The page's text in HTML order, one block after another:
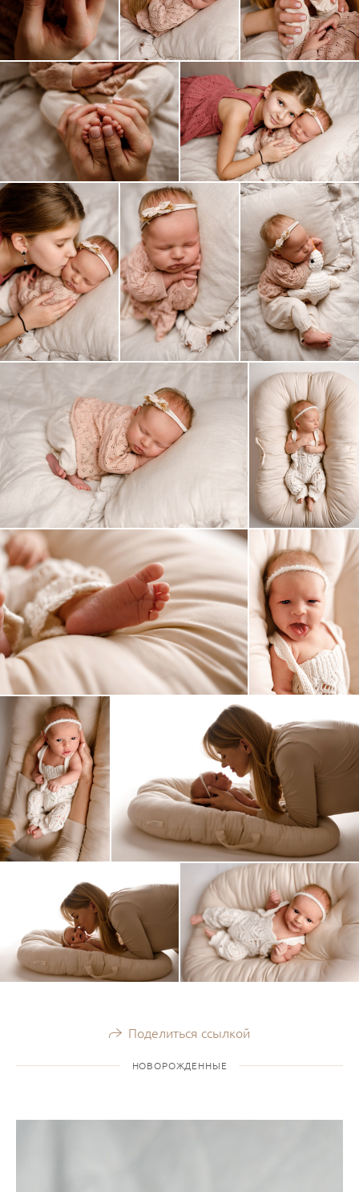
Поделиться ссылкой
НОВОРОЖДЕННЫЕ